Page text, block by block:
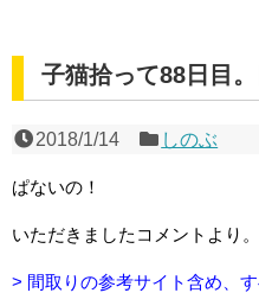
子猫拾って88日目
2018/1/14 しのぶ
ぱないの！
いただきましたコメントより。
> 間取りの参考サイト含め、